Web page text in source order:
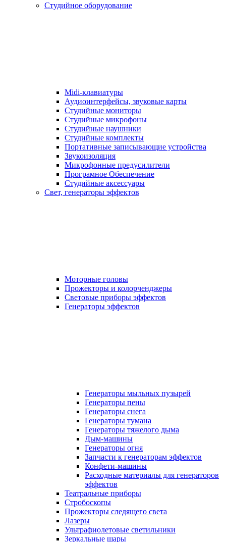
Студийное оборудование
Midi-клавиатуры
Аудиоинтерфейсы, звуковые карты
Студийные мониторы
Студийные микрофоны
Студийные наушники
Студийные комплекты
Портативные записывающие устройства
Звукоизоляция
Микрофонные предусилители
Програмное Обеспечение
Студийные аксессуары
Свет, генераторы эффектов
Моторные головы
Прожекторы и колорченджеры
Световые приборы эффектов
Генераторы эффектов
Генераторы мыльных пузырей
Генераторы пены
Генераторы снега
Генераторы тумана
Генераторы тяжелого дыма
Дым-машины
Генераторы огня
Запчасти к генераторам эффектов
Конфети-машины
Расходные материалы для генераторов
эффектов
Театральные приборы
Стробоскопы
Прожекторы следящего света
Лазеры
Ультрафиолетовые светильники
Зеркальные шары